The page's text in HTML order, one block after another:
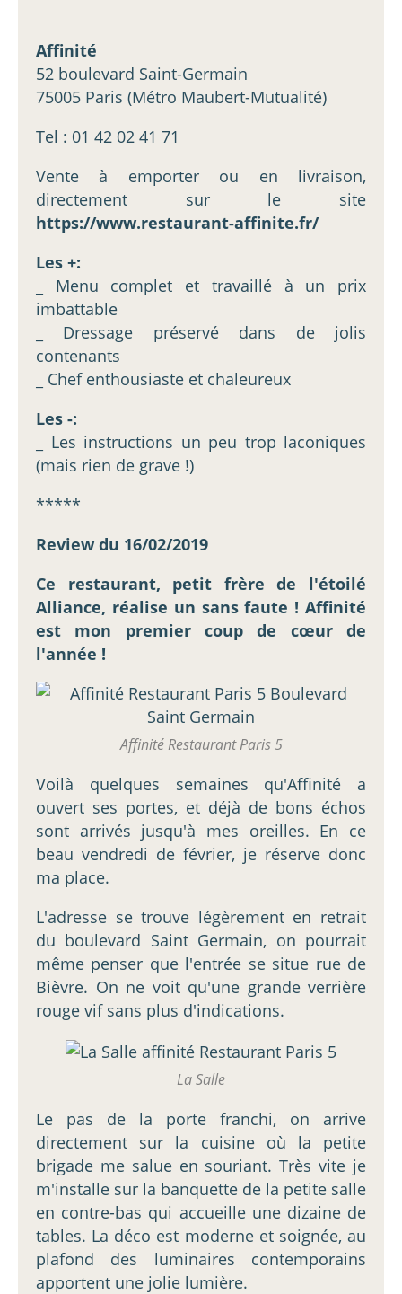
Affinité
52 boulevard Saint-Germain
75005 Paris (Métro Maubert-Mutualité)
Tel : 01 42 02 41 71
Vente à emporter ou en livraison,
directement sur le site
https://www.restaurant-affinite.fr/
Les +:
_ Menu complet et travaillé à un prix
imbattable
_ Dressage préservé dans de jolis
contenants
_ Chef enthousiaste et chaleureux
Les -:
_ Les instructions un peu trop laconiques
(mais rien de grave !)
*****
Review du 16/02/2019
Ce restaurant, petit frère de l'étoilé
Alliance, réalise un sans faute ! Affinité
est mon premier coup de cœur de
l'année !
Affinité Restaurant Paris 5
Voilà quelques semaines qu'Affinité a
ouvert ses portes, et déjà de bons échos
sont arrivés jusqu'à mes oreilles. En ce
beau vendredi de février, je réserve donc
ma place.
L'adresse se trouve légèrement en retrait
du boulevard Saint Germain, on pourrait
même penser que l'entrée se situe rue de
Bièvre. On ne voit qu'une grande verrière
rouge vif sans plus d'indications.
La Salle
Le pas de la porte franchi, on arrive
directement sur la cuisine où la petite
brigade me salue en souriant. Très vite je
m'installe sur la banquette de la petite salle
en contre-bas qui accueille une dizaine de
tables. La déco est moderne et soignée, au
plafond des luminaires contemporains
apportent une jolie lumière.